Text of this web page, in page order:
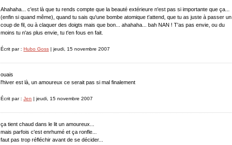
Ahahaha... c'est là que tu rends compte que la beauté extérieure n'est pas si importante que ça...
(enfin si quand même), quand tu sais qu'une bombe atomique t'attend, que tu as juste à passer un
coup de fil, ou à claquer des doigts mais que bon... ahahaha... bah NAN ! T'as pas envie, ou du
moins tu n'as plus envie, tu t'en fous en fait.
Écrit par : Hubo Goss | jeudi, 15 novembre 2007
ouais
l'hiver est là, un amoureux ce serait pas si mal finalement
Écrit par : Jen | jeudi, 15 novembre 2007
ça tient chaud dans le lit un amoureux...
mais parfois c'est enrhumé et ça ronfle...
faut pas trop réfléchir avant de se décider...